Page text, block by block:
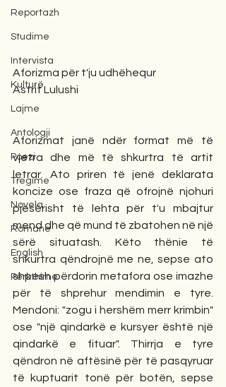
Reportazh
Studime
Intervista
Kulturë
Lajme
Antologji
Poezi
Tregime
Novela
Romane
English
Përkthime
Aforizma për t'ju udhëhequr
Astrit Lulushi
Aforizmat janë ndër format më të
vjetra dhe më të shkurtra të artit
letrar. Ato priren të jenë deklarata
koncize ose fraza që ofrojnë njohuri
pjesërisht të lehta për t'u mbajtur
mend dhe që mund të zbatohen në një
sërë situatash. Këto thënie të
shkurtra qëndrojnë me ne, sepse ato
shpesh përdorin metafora ose imazhe
për të shprehur mendimin e tyre.
Mendoni: "zogu i hershëm merr krimbin"
ose "një qindarkë e kursyer është një
qindarkë e fituar". Thirrja e tyre
qëndron në aftësinë për të pasqyruar
të kuptuarit tonë për botën, sepse